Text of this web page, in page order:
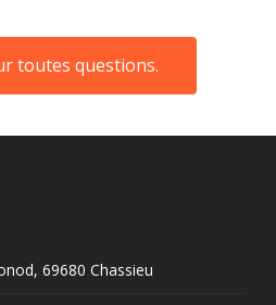
toutes questions.
69680 Chassieu